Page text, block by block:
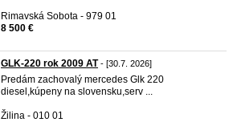
Rimavská Sobota - 979 01
8 500 €
GLK-220 rok 2009 AT- [30.7. 2026]
Predám zachovalý mercedes Glk 220
diesel,kúpeny na slovensku,serv ...
Žilina - 010 01